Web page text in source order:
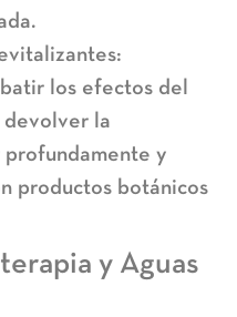
los efectos del
devolver la
profundamente y
productos botánicos
y Aguas